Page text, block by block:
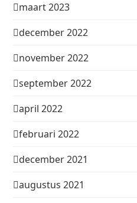
maart 2023
december 2022
november 2022
september 2022
april 2022
februari 2022
december 2021
augustus 2021